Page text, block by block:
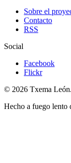
Sobre el
Contacto
RSS
Social
Facebook
Flickr
© 2026 Txema
Hecho a fuego lento